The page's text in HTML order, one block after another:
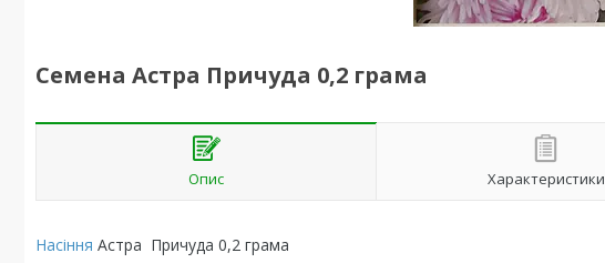
Семена Астра Причуда 0,2 грама
Опис Характеристики
Насіння Астра Причуда 0,2 грама